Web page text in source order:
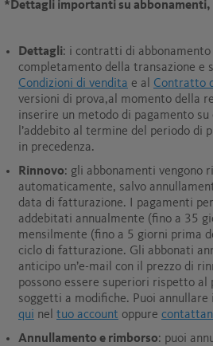
* Dettagli importanti su abbonamenti,
Dettagli: i contratti di abbonamento
completamento della transazione e
Condizioni di vendita e al Contratto
versioni di prova,al momento della
inserire un metodo di pagamento
l’addebito al termine del periodo di
in precedenza.
Rinnovo: gli abbonamenti vengono
automaticamente, salvo
data di fatturazione. I pagamenti
addebitati annualmente (fino a 35
mensilmente (fino a 5 giorni prima
ciclo di fatturazione. Gli abbonati
anticipo un’e-mail con il prezzo di
possono essere superiori rispetto al
soggetti a modifiche. Puoi annullare
qui nel tuo account oppure
Annullamento e rimborso: puoi